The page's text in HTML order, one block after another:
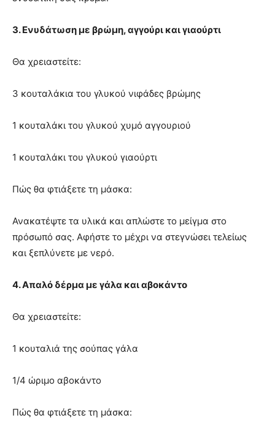
3. Ενυδάτωση με βρώμη, αγγούρι και γιαούρτι
Θα χρειαστείτε:
3 κουταλάκια του γλυκού νιφάδες βρώμης
1 κουταλάκι του γλυκού χυμό αγγουριού
1 κουταλάκι του γλυκού γιαούρτι
Πώς θα φτιάξετε τη μάσκα:
Ανακατέψτε τα υλικά και απλώστε το μείγμα στο
πρόσωπό σας. Αφήστε το μέχρι να στεγνώσει τελείως
και ξεπλύνετε με νερό.
4. Απαλό δέρμα με γάλα και αβοκάντο
Θα χρειαστείτε:
1 κουταλιά της σούπας γάλα
1/4 ώριμο αβοκάντο
Πώς θα φτιάξετε τη μάσκα: